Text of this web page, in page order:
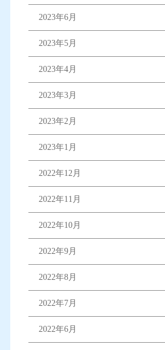
2023年6月
2023年5月
2023年4月
2023年3月
2023年2月
2023年1月
2022年12月
2022年11月
2022年10月
2022年9月
2022年8月
2022年7月
2022年6月